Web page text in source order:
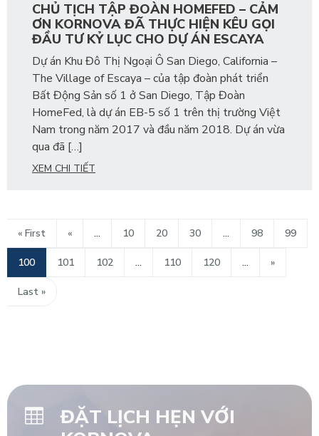
CHỦ TỊCH TẬP ĐOÀN HOMEFED – CẢM
ƠN KORNOVA ĐÃ THỰC HIỆN KÊU GỌI
ĐẦU TƯ KỶ LỤC CHO DỰ ÁN ESCAYA
Dự án Khu Đô Thị Ngoại Ô San Diego, California –
The Village of Escaya – của tập đoàn phát triển
Bất Động Sản số 1 ở San Diego, Tập Đoàn
HomeFed, là dự án EB-5 số 1 trên thị trường Việt
Nam trong năm 2017 và đầu năm 2018. Dự án vừa
qua đã […]
XEM CHI TIẾT
« First « ... 10 20 30 ... 98 99
100 101 102 ... 110 120 ... »
Last »
ĐẶT LỊCH HẸN VỚI